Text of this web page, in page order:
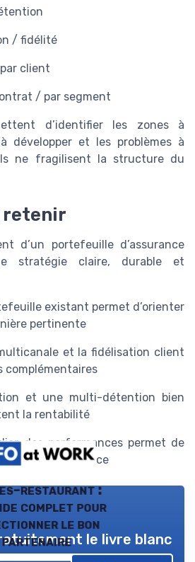
/ fidélité
client
/ par segment
d’identifier les zones à
développer et les problèmes à
ne fragilisent la structure du
retenir
d’un portefeuille d’assurance
stratégie claire, durable et
existant permet d’orienter
pertinente
et la fidélisation client
complémentaires
et une multi-détention bien
la rentabilité
des performances permet de
la croissance
restaurant :
complet pour
le bon
partenaire le livre blanc